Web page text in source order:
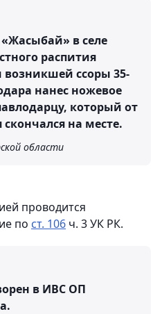
в селе
распития
ссоры 35-
нанес ножевое
который от
на месте.
области
проводится
по ст. 106 ч. 3 УК РК.
в ИВС ОП